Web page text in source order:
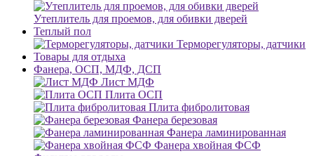
Утеплитель для проемов, для обивки дверей
Теплый пол
Терморегуляторы, датчики
Товары для отдыха
Фанера, ОСП, МДФ, ДСП
Лист МДФ
Плита ОСП
Плита фибролитовая
Фанера березовая
Фанера ламинированная
Фанера хвойная ФСФ